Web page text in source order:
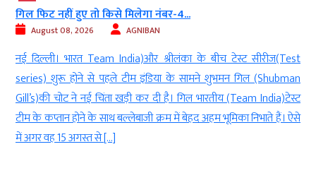
हैं। ऐसे
देर रात ऋषभ पंत ने CM पुष्कर धामी...
August 08, 2026
नई दिल्ली। भारतीय क्रिकेट टीम के स्टार
wicketkeeper) बल्लेबाज ऋषभ पंत (batsman Rishabh Pant)इन
श्रीलंका(Sri Lanka) दौरे पर हैं लेकिन इसी बीच उनका एक सोशल
पोस्ट(social media post) चर्चा का विषय बन गया है। पंत ने देर रात
के मुख्यमंत्री पुष्कर सिंह धामी को टैग करते हुए अपने लिए जमीन खरीदने